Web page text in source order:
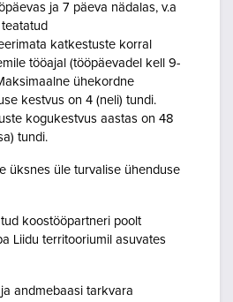
ja 7 päeva nädalas, v.a
katkestuste korral
tööajal (tööpäevadel kell 9-
ühekordne
kestvus on 4 (neli) tundi.
kogukestvus aastas on 48
tundi.
üksnes üle turvalise ühenduse
koostööpartneri poolt
Liidu territooriumil asuvates
andmebaasi tarkvara